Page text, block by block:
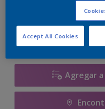
Agregar
Accept All Cookies